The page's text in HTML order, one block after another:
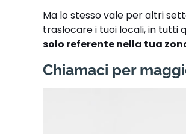
Ma lo stesso vale per altri
traslocare i tuoi locali, in tutti
solo referente nella tua
Chiamaci per